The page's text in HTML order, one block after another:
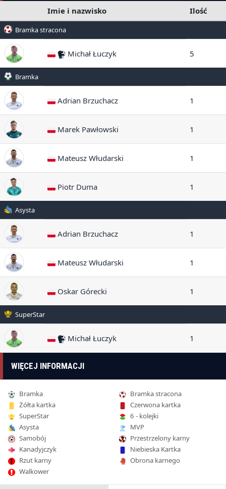
Imie i nazwisko Ilość
Bramka stracona
Michał Łuczyk 5
Bramka
Adrian Brzuchacz 1
Marek Pawłowski 1
Mateusz Włudarski 1
Piotr Duma 1
Asysta
Adrian Brzuchacz 1
Mateusz Włudarski 1
Oskar Górecki 1
SuperStar
Michał Łuczyk 1
WIĘCEJ INFORMACJI
Bramka
Bramka stracona
Żółta kartka
Czerwona kartka
SuperStar
6 - kolejki
Asysta
MVP
Samobój
Przestrzelony karny
Kanadyjczyk
Niebieska Kartka
Rzut karny
Obrona karnego
Walkower